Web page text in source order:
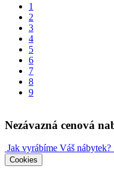
1
2
3
4
5
6
7
8
9
Nezávazná cenová
Jak vyrábíme Váš nábytek?
Cookies